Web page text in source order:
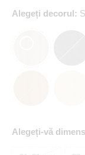
Alegeți decorul:
Alegeți-vă